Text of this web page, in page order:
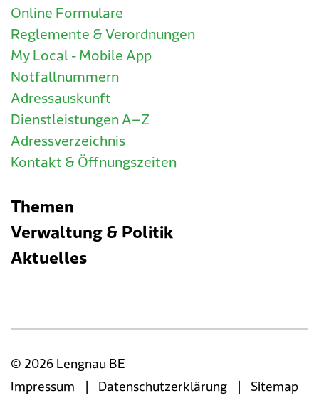
Online Formulare
Reglemente & Verordnungen
My Local - Mobile App
Notfallnummern
Adressauskunft
Dienstleistungen A–Z
Adressverzeichnis
Kontakt & Öffnungszeiten
Themen
Verwaltung & Politik
Aktuelles
© 2026 Lengnau BE
Impressum
| Datenschutzerklärung | Sitemap